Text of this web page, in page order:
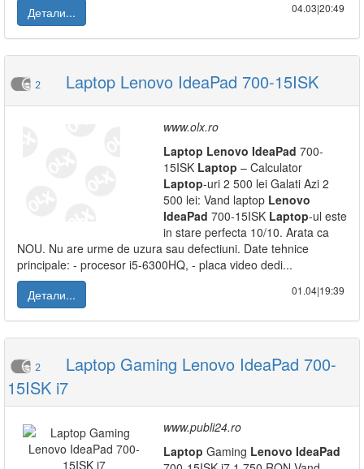
Детали...
04.03|20:49
2 Laptop Lenovo IdeaPad 700-15ISK
www.olx.ro
Laptop Lenovo IdeaPad 700-
15ISK Laptop – Calculator
Laptop-uri 2 500 lei Galati Azi 2
500 lei: Vand laptop Lenovo
IdeaPad 700-15ISK Laptop-ul este
in stare perfecta 10/10. Arata ca
NOU. Nu are urme de uzura sau defectiuni. Date tehnice
principale: - procesor i5-6300HQ, - placa video dedi...
Детали...
01.04|19:39
2
Laptop Gaming Lenovo IdeaPad 700-
15ISK i7
www.publi24.ro
Laptop Gaming Lenovo IdeaPad